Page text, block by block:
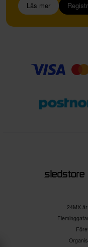
Läs mer
24MX